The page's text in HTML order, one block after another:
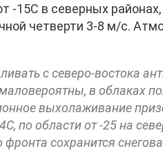
-15С в северных
четверти 3-8 м/с.
с северо-востока
в облаках
выхолаживание
по области от -25 на
сохранится